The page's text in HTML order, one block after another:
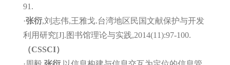
91.
·张衍,刘志伟,王雅戈.台湾地区民国文献保护与开发
利用研究[J].图书馆理论与实践,2014(11):97-100.
（CSSCI）